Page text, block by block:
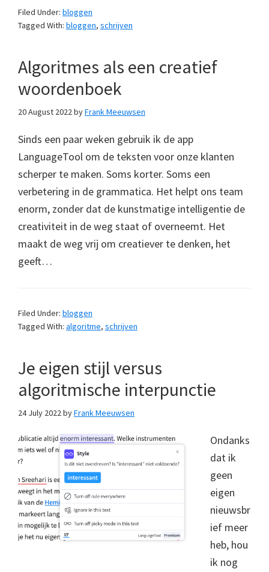
Filed Under: bloggen
Tagged With: bloggen, schrijven
Algoritmes als een creatief
woordenboek
20 August 2022byFrank Meeuwsen
Sinds een paar weken gebruik ik de app
LanguageTool om de teksten voor onze klanten
scherper te maken. Soms korter. Soms een
verbetering in de grammatica. Het helpt ons team
enorm, zonder dat de kunstmatige intelligentie de
creativiteit in de weg staat of overneemt. Het
maakt de weg vrij om creatiever te denken, het
geeft…
Filed Under: bloggen
Tagged With: algoritme, schrijven
Je eigen stijl versus
algoritmische interpunctie
24 July 2022byFrank Meeuwsen
Ondanks
dat ik
geen
eigen
nieuwsbr
ief meer
heb, hou
ik nog